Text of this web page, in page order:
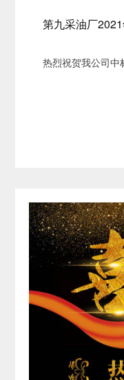
第九采油厂
热烈祝贺我公司中